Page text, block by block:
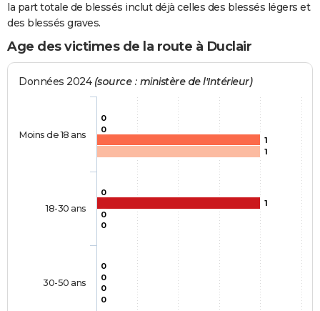
la part totale de blessés inclut déjà celles des blessés légers et
des blessés graves.
Age des victimes de la route à Duclair
Données 2024 (source : ministère de l'Intérieur)
0
0
0
0
1
0
1
0
0
1
0
0
Moins de 18 ans
18-30 ans
30-50 ans